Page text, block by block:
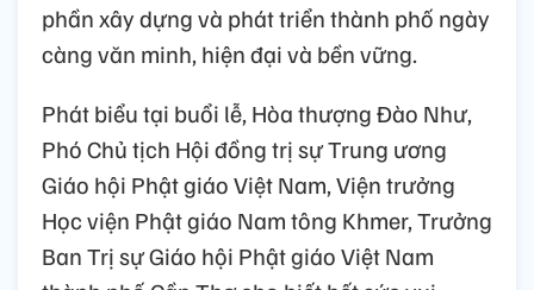
phần xây dựng và phát triển thành phố ngày
càng văn minh, hiện đại và bền vững.
Phát biểu tại buổi lễ, Hòa thượng Đào Như,
Phó Chủ tịch Hội đồng trị sự Trung ương
Giáo hội Phật giáo Việt Nam, Viện trưởng
Học viện Phật giáo Nam tông Khmer, Trưởng
Ban Trị sự Giáo hội Phật giáo Việt Nam